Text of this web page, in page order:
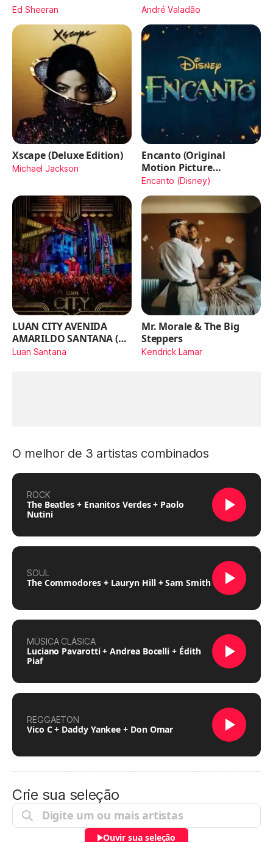
Ed Sheeran André Valadão
Xscape (Deluxe Edition)
Michael Jackson
Encanto (Original
Motion Picture
Soundtrack)
Encanto (Disney)
LUAN CITY AVENIDA
AMARILDO SANTANA (Ao
Vivo)
Luan Santana
Mr. Morale & The Big
Steppers
Kendrick Lamar
O melhor de 3 artistas combinados
ROCK
The Beatles + Enanitos Verdes + Paolo
Nutini
SOUL
The Commodores + Lauryn Hill + Sam Smith
MÚSICA CLÁSICA
Luciano Pavarotti + Andrea Bocelli + Édith
Piaf
REGGAETON
Vico C + Daddy Yankee + Don Omar
Crie sua seleção
Ouvir sua seleção